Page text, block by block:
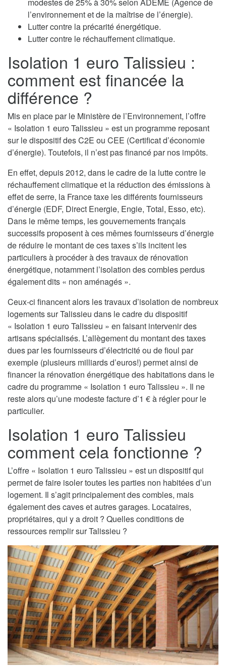
l’environnement et de la maîtrise de l’énergie).
Lutter contre la précarité énergétique.
Lutter contre le réchauffement climatique.
Isolation 1 euro Talissieu :
comment est financée la
différence ?
Mis en place par le Ministère de l’Environnement, l’offre
« Isolation 1 euro Talissieu » est un programme reposant
sur le dispositif des C2E ou CEE (Certificat d’économie
d’énergie). Toutefois, il n’est pas financé par nos impôts.
En effet, depuis 2012, dans le cadre de la lutte contre le
réchauffement climatique et la réduction des émissions à
effet de serre, la France taxe les différents fournisseurs
d’énergie (EDF, Direct Energie, Engie, Total, Esso, etc).
Dans le même temps, les gouvernements français
successifs proposent à ces mêmes fournisseurs d’énergie
de réduire le montant de ces taxes s’ils incitent les
particuliers à procéder à des travaux de rénovation
énergétique, notamment l’isolation des combles perdus
également dits « non aménagés ».
Ceux-ci financent alors les travaux d’isolation de nombreux
logements sur Talissieu dans le cadre du dispositif
« Isolation 1 euro Talissieu » en faisant intervenir des
artisans spécialisés. L’allègement du montant des taxes
dues par les fournisseurs d’électricité ou de fioul par
exemple (plusieurs milliards d’euros!) permet ainsi de
financer la rénovation énergétique des habitations dans le
cadre du programme « Isolation 1 euro Talissieu ». Il ne
reste alors qu’une modeste facture d’1 € à régler pour le
particulier.
Isolation 1 euro Talissieu
comment cela fonctionne ?
L’offre « Isolation 1 euro Talissieu » est un dispositif qui
permet de faire isoler toutes les parties non habitées d’un
logement. Il s’agit principalement des combles, mais
également des caves et autres garages. Locataires,
propriétaires, qui y a droit ? Quelles conditions de
ressources remplir sur Talissieu ?